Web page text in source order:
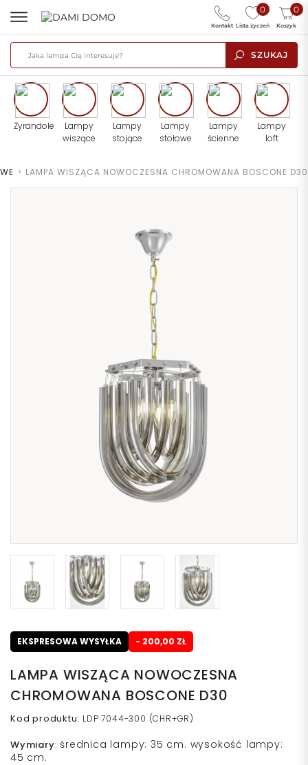
SZUKAJ
0
Lista życzeń
0
Koszyk
Kontakt
Żyrandole
Lampy
wiszące
Lampy
stojące
Lampy
stołowe
Lampy
ścienne
Lampy
loft
> LAMPA WISZĄCA NOWOCZESNA CHROMOWANA BOSCONE D30
EKSPRESOWA WYSYŁKA - 200,00 ZŁ
LAMPA WISZĄCA NOWOCZESNA
CHROMOWANA BOSCONE D30
Kod produktu: LDP 7044-300 (CHR+GR)
Wymiary: średnica lampy: 35 cm. wysokość lampy:
45 cm.